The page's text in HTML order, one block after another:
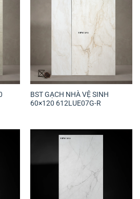
BST GẠCH NHÀ VỆ SINH
60×120 612LUE07G-R